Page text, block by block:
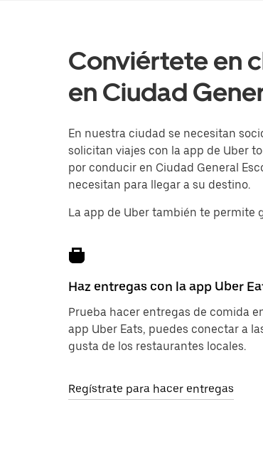
Conviértete en
en Ciudad
En nuestra ciudad se necesitan
solicitan viajes con la app de Uber
por conducir en Ciudad General
necesitan para llegar a su destino.
La app de Uber también te permite
Haz entregas con la app Uber
Prueba hacer entregas de comida
app Uber Eats, puedes conectar a
gusta de los restaurantes locales.
Regístrate para hacer entregas